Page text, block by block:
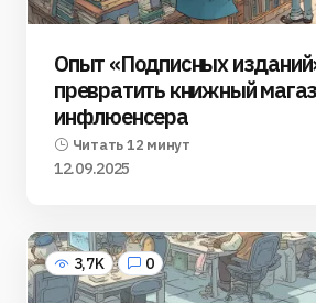
Опыт «Подписных
превратить книжный
инфлюенсера
Читать 12 минут
12.09.2025
3,7K 0